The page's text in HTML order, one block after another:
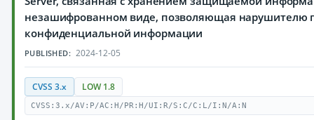
незашифрованном виде, позволяющая нарушителю
конфиденциальной информации
PUBLISHED: 2024-12-05
CVSS 3.x LOW 1.8
CVSS:3.x/AV:P/AC:H/PR:H/UI:R/S:C/C:L/I:N/A:N